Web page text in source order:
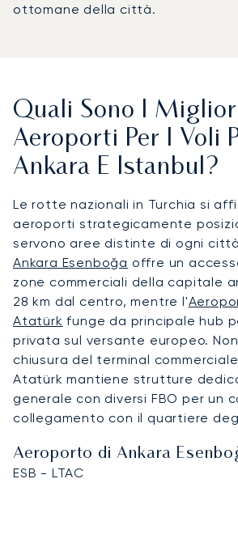
ottomane della città.
Quali Sono I
Aeroporti Per I Voli
Ankara E Istanbul?
Le rotte nazionali in Turchia si
aeroporti strategicamente
servono aree distinte di ogni
Ankara Esenboğa offre un
zone commerciali della capitale
28 km dal centro, mentre l'
Atatürk funge da principale hub
privata sul versante europeo.
chiusura del terminal
Atatürk mantiene strutture
generale con diversi FBO per un
collegamento con il quartiere
Aeroporto di Ankara
ESB - LTAC